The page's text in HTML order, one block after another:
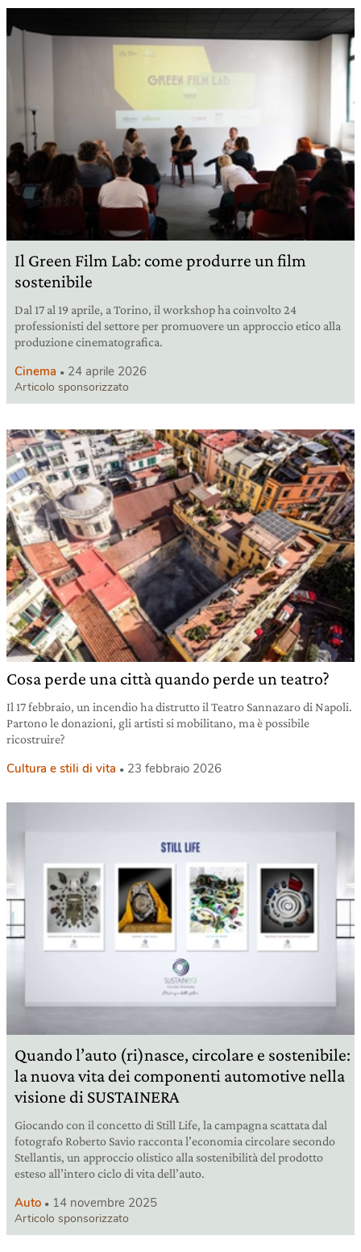
Il Green Film Lab: come produrre un film
sostenibile
Dal 17 al 19 aprile, a Torino, il workshop ha coinvolto 24
professionisti del settore per promuovere un approccio etico alla
produzione cinematografica.
Cinema 24 aprile 2026
Articolo sponsorizzato
Cosa perde una città quando perde un teatro?
Il 17 febbraio, un incendio ha distrutto il Teatro Sannazaro di Napoli.
Partono le donazioni, gli artisti si mobilitano, ma è possibile
ricostruire?
Cultura e stili di vita 23 febbraio 2026
Quando l’auto (ri)nasce, circolare e sostenibile:
la nuova vita dei componenti automotive nella
visione di SUSTAINERA
Giocando con il concetto di Still Life, la campagna scattata dal
fotografo Roberto Savio racconta l’economia circolare secondo
Stellantis, un approccio olistico alla sostenibilità del prodotto
esteso all’intero ciclo di vita dell’auto.
Auto 14 novembre 2025
Articolo sponsorizzato